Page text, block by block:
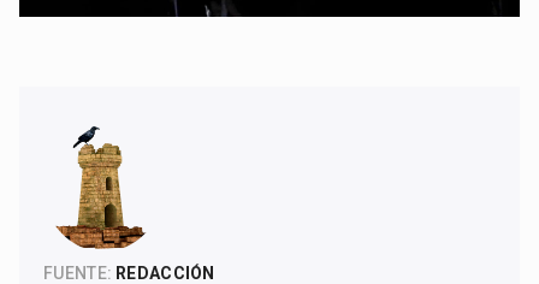
FUENTE: REDACCIÓN